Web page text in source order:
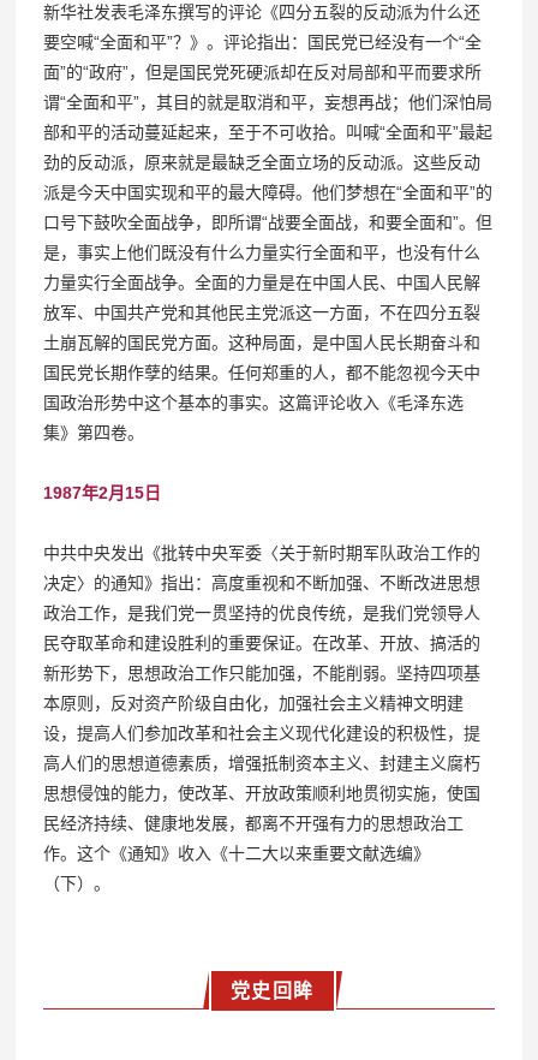
新华社发表毛泽东撰写的评论《四分五裂的反动派为什么还
要空喊“全面和平”？》。评论指出：国民党已经没有一个“全
面”的“政府”，但是国民党死硬派却在反对局部和平而要求所
谓“全面和平”，其目的就是取消和平，妄想再战；他们深怕局
部和平的活动蔓延起来，至于不可收拾。叫喊“全面和平”最起
劲的反动派，原来就是最缺乏全面立场的反动派。这些反动
派是今天中国实现和平的最大障碍。他们梦想在“全面和平”的
口号下鼓吹全面战争，即所谓“战要全面战，和要全面和”。但
是，事实上他们既没有什么力量实行全面和平，也没有什么
力量实行全面战争。全面的力量是在中国人民、中国人民解
放军、中国共产党和其他民主党派这一方面，不在四分五裂
土崩瓦解的国民党方面。这种局面，是中国人民长期奋斗和
国民党长期作孽的结果。任何郑重的人，都不能忽视今天中
国政治形势中这个基本的事实。这篇评论收入《毛泽东选
集》第四卷。
1987年2月15日
中共中央发出《批转中央军委〈关于新时期军队政治工作的
决定〉的通知》指出：高度重视和不断加强、不断改进思想
政治工作，是我们党一贯坚持的优良传统，是我们党领导人
民夺取革命和建设胜利的重要保证。在改革、开放、搞活的
新形势下，思想政治工作只能加强，不能削弱。坚持四项基
本原则，反对资产阶级自由化，加强社会主义精神文明建
设，提高人们参加改革和社会主义现代化建设的积极性，提
高人们的思想道德素质，增强抵制资本主义、封建主义腐朽
思想侵蚀的能力，使改革、开放政策顺利地贯彻实施，使国
民经济持续、健康地发展，都离不开强有力的思想政治工
作。这个《通知》收入《十二大以来重要文献选编》
（下）。
党史回眸